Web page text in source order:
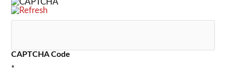
CAPTCHA Code
*